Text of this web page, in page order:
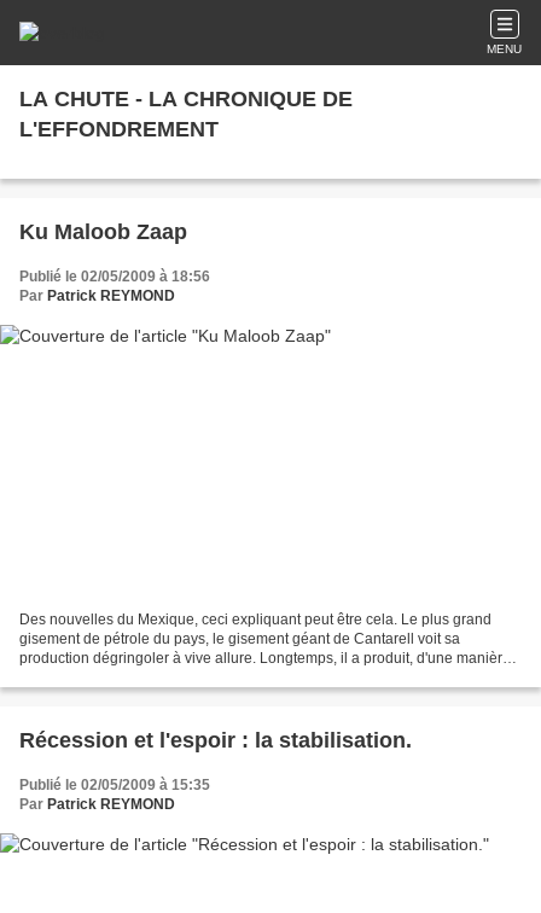
MENU
LA CHUTE - LA CHRONIQUE DE
L'EFFONDREMENT
Ku Maloob Zaap
Publié le 02/05/2009 à 18:56
Par Patrick REYMOND
Des nouvelles du Mexique, ceci expliquant peut être cela. Le plus grand
gisement de pétrole du pays, le gisement géant de Cantarell voit sa
production dégringoler à vive allure. Longtemps, il a produit, d'une manière
Récession et l'espoir : la stabilisation.
Publié le 02/05/2009 à 15:35
Par Patrick REYMOND